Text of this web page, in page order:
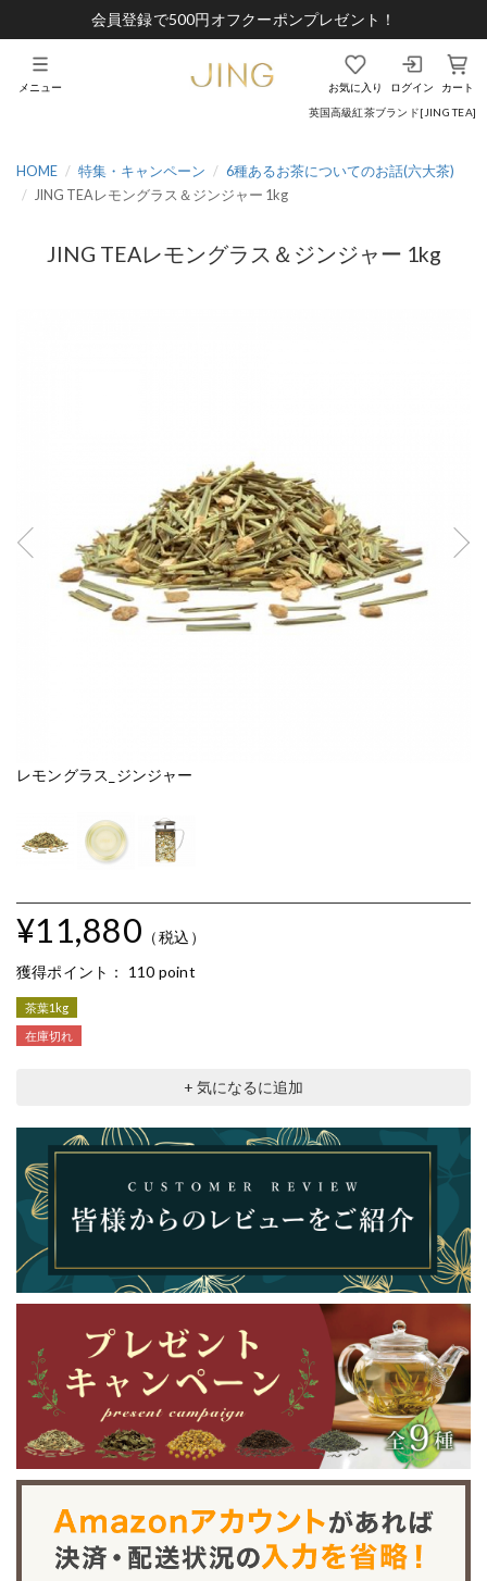
会員登録で500円オフクーポンプレゼント！
英国高級紅茶ブランド[JING TEA]
お気に入り ログイン カート
メニュー
HOME 特集・キャンペーン
6種あるお茶についてのお話(六大茶)
JING TEAレモングラス＆ジンジャー 1kg
JING TEAレモングラス＆ジンジャー 1kg
レモングラス_ジンジャー
¥11,880 （税込）
獲得ポイント： 110 point
茶葉1kg
在庫切れ
+ 気になるに追加